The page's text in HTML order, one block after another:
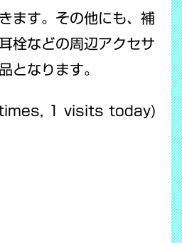
ます。その他にも、補
栓などの周辺アクセサ
となります。
1 visits today)